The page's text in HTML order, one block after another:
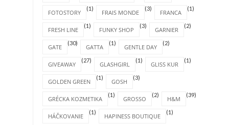
FOTOSTORY
(1)
FRAIS MONDE
(3)
FRANCA
(1)
FRESH LINE
(1)
FUNKY SHOP
(3)
GARNIER
(2)
GATE
(30)
GATTA
(1)
GENTLE DAY
(2)
GIVEAWAY
(27)
GLASHGIRL
(1)
GLISS KUR
(1)
GOLDEN GREEN
(1)
GOSH
(3)
GRÉCKA KOZMETIKA
(1)
GROSSO
(2)
H&M
(39)
HÁČKOVANIE
(1)
HAPINESS BOUTIQUE
(1)